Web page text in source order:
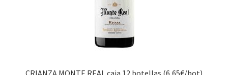
CRIANZA MONTE REAL caja 12 botellas (6,65€/bot)